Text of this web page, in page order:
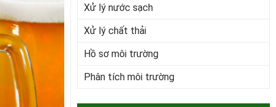
Xử lý nước sạch
Xử lý chất thải
Hồ sơ môi trường
Phân tích môi trường